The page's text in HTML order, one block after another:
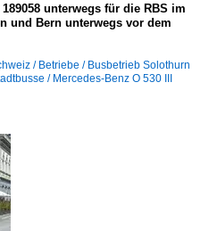
unterwegs für die RBS im
und Bern unterwegs vor dem
/ Betriebe / Busbetrieb Solothurn
/ Mercedes-Benz O 530 III